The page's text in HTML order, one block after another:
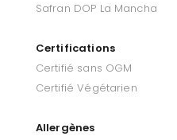
Safran DOP La Mancha
Certifications
Certifié sans OGM
Certifié Végétarien
Allergènes